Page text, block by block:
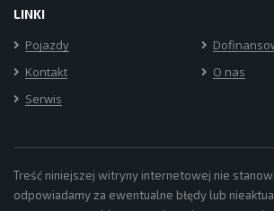
LINKI
Pojazdy
Kontakt
O nas
Serwis
Treść niniejszej witryny internetowej nie
odpowiadamy za ewentualne błędy lub